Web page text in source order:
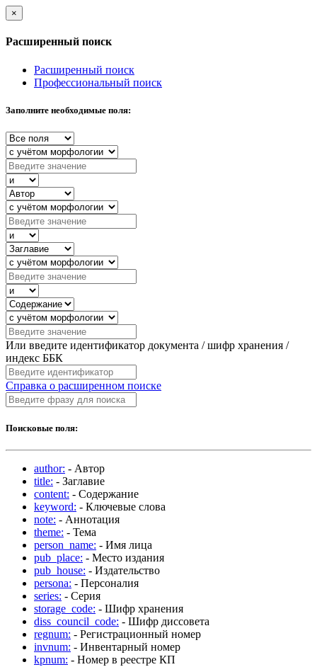
×
Расширенный поиск
Расширенный поиск
Профессиональный поиск
Заполните необходимые поля:
Или введите идентификатор документа / шифр хранения /
индекс ББК
Справка о расширенном поиске
Поисковые поля:
author: - Автор
title: - Заглавие
content: - Содержание
keyword: - Ключевые слова
note: - Аннотация
theme: - Тема
person_name: - Имя лица
pub_place: - Место издания
pub_house: - Издательство
persona: - Персоналия
series: - Серия
storage_code: - Шифр хранения
diss_council_code: - Шифр диссовета
regnum: - Регистрационный номер
invnum: - Инвентарный номер
kpnum: - Номер в реестре КП